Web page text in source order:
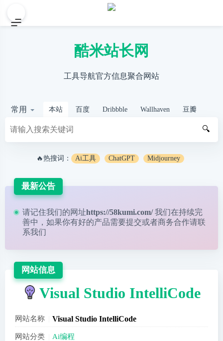
酷米站长网
工具导航官方信息聚合网站
常用 本站 百度 Dribbble Wallhaven 豆瓣
🔍
🔥热搜词： Ai工具 ChatGPT Midjourney
最新公告
请记住我们的网址https://58kumi.com/ 我们在持续完
善中，如果你有好的产品需要提交或者商务合作请联
系我们
网站信息
Visual Studio IntelliCode
网站名称 Visual Studio IntelliCode
网站分类 Ai编程